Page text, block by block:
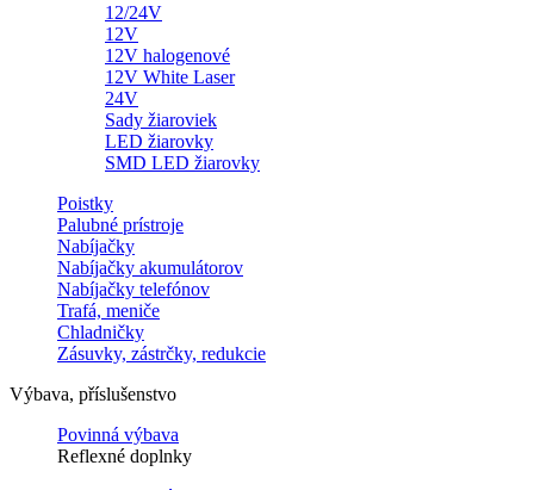
12/24V
12V
12V halogenové
12V White Laser
24V
Sady žiaroviek
LED žiarovky
SMD LED žiarovky
Poistky
Palubné prístroje
Nabíjačky
Nabíjačky akumulátorov
Nabíjačky telefónov
Trafá, meniče
Chladničky
Zásuvky, zástrčky, redukcie
Výbava, příslušenstvo
Povinná výbava
Reflexné doplnky